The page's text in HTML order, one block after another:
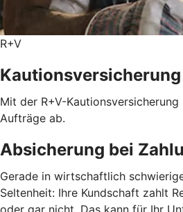
R+V
Kautionsversicherung
Mit der R+V-
Aufträge ab.
Absicherung bei
Gerade in wirtschaftlich
Seltenheit: Ihre Kundschaft zahlt
oder gar nicht. Das kann für Ihr